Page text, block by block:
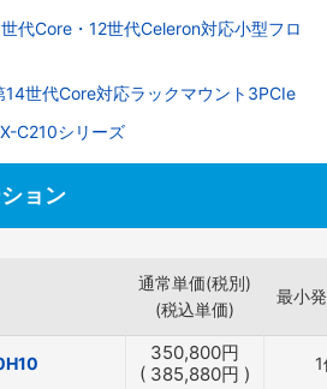
代Core・12世代Celeron対応小型フロ
世代Core対応ラックマウント3PCIe
C210シリーズ
ョン
通常単価(税別)
(税込単価)
最小
350,800円
( 385,880円 )